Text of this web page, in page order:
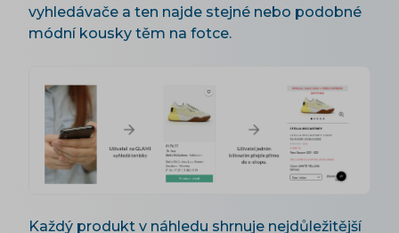
vyhledávače a ten najde stejné nebo podobné
módní kousky těm na fotce.
Každý produkt v náhledu shrnuje nejdůležitější